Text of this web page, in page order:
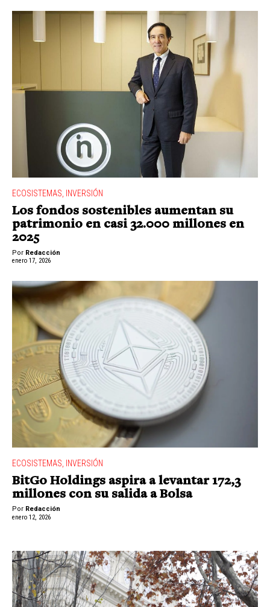
ECOSISTEMAS INVERSIÓN
Los fondos sostenibles aumentan su
patrimonio en casi 32.000 millones en
2025
Por Redacción
enero 17, 2026
ECOSISTEMAS INVERSIÓN
BitGo Holdings aspira a levantar 172,3
millones con su salida a Bolsa
Por Redacción
enero 12, 2026